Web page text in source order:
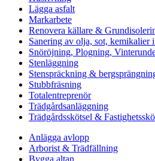
Lägga asfalt
Markarbete
Renovera källare &
Sanering av olja, sot, kemikalier
Snöröjning, Plogning,
Stenläggning
Stenspräckning &
Stubbfräsning
Totalentreprenör
Trädgårdsanläggning
Trädgårdsskötsel &
Anlägga avlopp
Arborist & Trädfällning